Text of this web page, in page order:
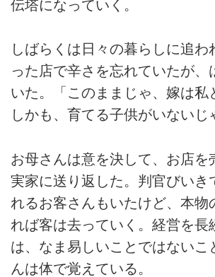
伝塔になっていく。
しばらくは日々の暮らしに追わ
った店で辛さを忘れていたが、
いた。「このままじゃ、嫁は私
しかも、育てる子供がいないじ
お母さんは意を決して、お店を
実家に送り返した。判官びいき
れるお客さんもいたけど、本物
れば客は去っていく。経営を長
は、なま易しいことではないこ
んは体で覚えている。